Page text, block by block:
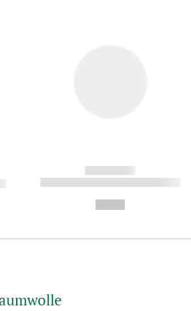
------------
----------- ----------- ----------